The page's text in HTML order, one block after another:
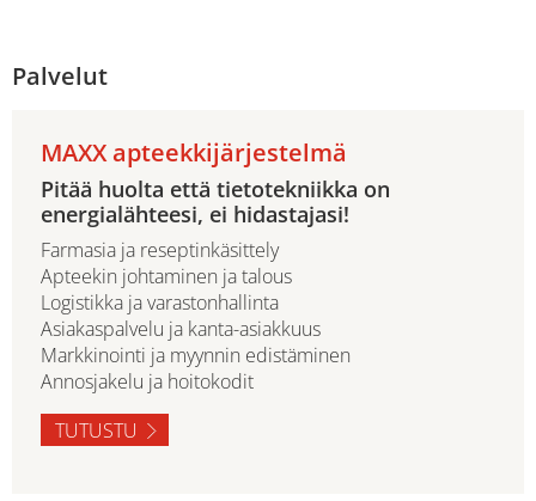
Palvelut
MAXX apteekkijärjestelmä
Pitää huolta että tietotekniikka on
energialähteesi, ei hidastajasi!
Farmasia ja reseptinkäsittely
Apteekin johtaminen ja talous
Logistikka ja varastonhallinta
Asiakaspalvelu ja kanta-asiakkuus
Markkinointi ja myynnin edistäminen
Annosjakelu ja hoitokodit
TUTUSTU